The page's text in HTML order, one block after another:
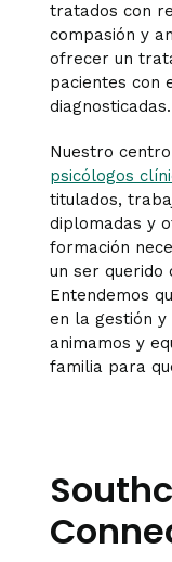
tratados con
compasión y
ofrecer un
pacientes con
diagnosticadas.
Nuestro
psicólogos
titulados,
diplomadas y
formación
un ser querido
Entendemos
en la gestión
animamos y
familia para